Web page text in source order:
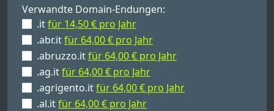
Verwandte Domain-Endungen:
.itfür 14,50 € pro Jahr
.abr.itfür 64,00 € pro Jahr
.abruzzo.itfür 64,00 € pro Jahr
.ag.itfür 64,00 € pro Jahr
.agrigento.itfür 64,00 € pro Jahr
.al.itfür 64,00 € pro Jahr